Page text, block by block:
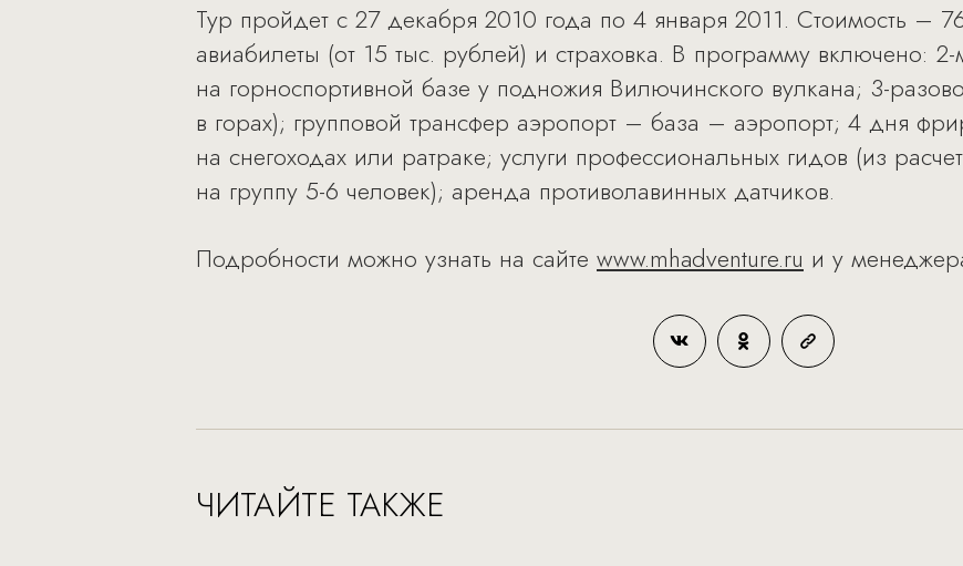
Тур пройдет с 27 декабря 2010 года по 4 января 2011. Стоимость –
авиабилеты (от 15 тыс. рублей) и страховка. В программу включено:
на горноспортивной базе у подножия Вилючинского вулкана; 3-
в горах); групповой трансфер аэропорт – база – аэропорт; 4 дня
на снегоходах или ратраке; услуги профессиональных гидов (из
на группу 5-6 человек); аренда противолавинных датчиков.
Подробности можно узнать на сайте www.mhadventure.ru и у
ЧИТАЙТЕ ТАКЖЕ